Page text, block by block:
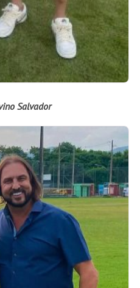
Salvador